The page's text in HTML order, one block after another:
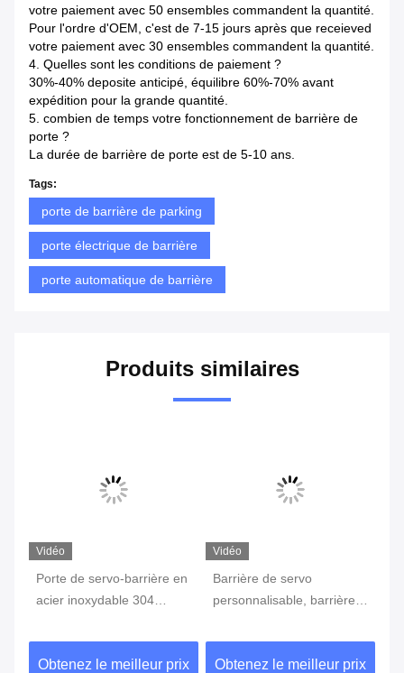
votre paiement avec 50 ensembles commandent la quantité.
Pour l'ordre d'OEM, c'est de 7-15 jours après que receieved
votre paiement avec 30 ensembles commandent la quantité.
4. Quelles sont les conditions de paiement ?
30%-40% deposite anticipé, équilibre 60%-70% avant
expédition pour la grande quantité.
5. combien de temps votre fonctionnement de barrière de
porte ?
La durée de barrière de porte est de 5-10 ans.
Tags:
porte de barrière de parking
porte électrique de barrière
porte automatique de barrière
Produits similaires
Vidéo
Porte de servo-barrière en
acier inoxydable 304
projets mondiaux
Obtenez le meilleur prix
Vidéo
Barrière de servo
personnalisable, barrière
parking avec solutions sur
mesure pour projets
Obtenez le meilleur prix